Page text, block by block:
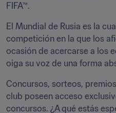
FIFA™.
El Mundial de Rusia es la
competición en la que los
ocasión de acercarse a los
oiga su voz de una forma
Concursos, sorteos,
club poseen acceso